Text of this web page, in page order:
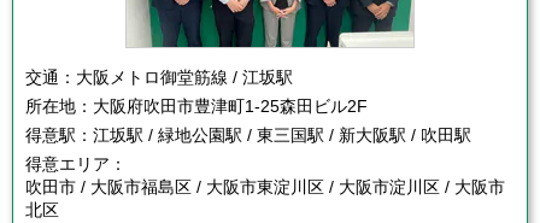
交通： 大阪メトロ御堂筋線 / 江坂駅
所在地： 大阪府吹田市豊津町1-25森田ビル2F
得意駅： 江坂駅 / 緑地公園駅 / 東三国駅 / 新大阪駅 / 吹田駅
得意エリア：
吹田市 / 大阪市福島区 / 大阪市東淀川区 / 大阪市淀川区 / 大阪市
北区